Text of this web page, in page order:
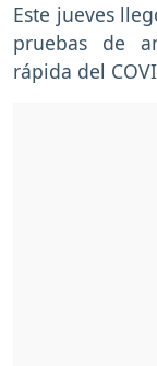
Este jueves
pruebas de
rápida del